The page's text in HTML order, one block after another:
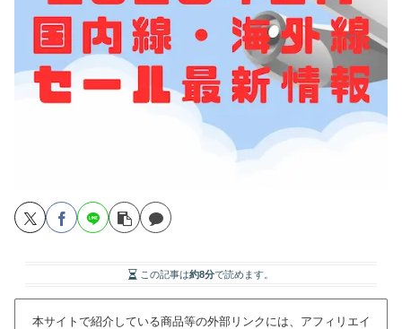
この記事は約8分で読めます。
本サイトで紹介している商品等の外部リンクには、アフィリエイ